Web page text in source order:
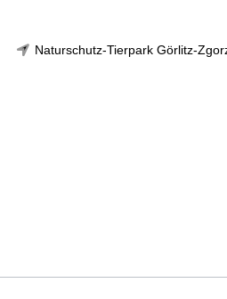
Naturschutz-Tierpark Görlitz-